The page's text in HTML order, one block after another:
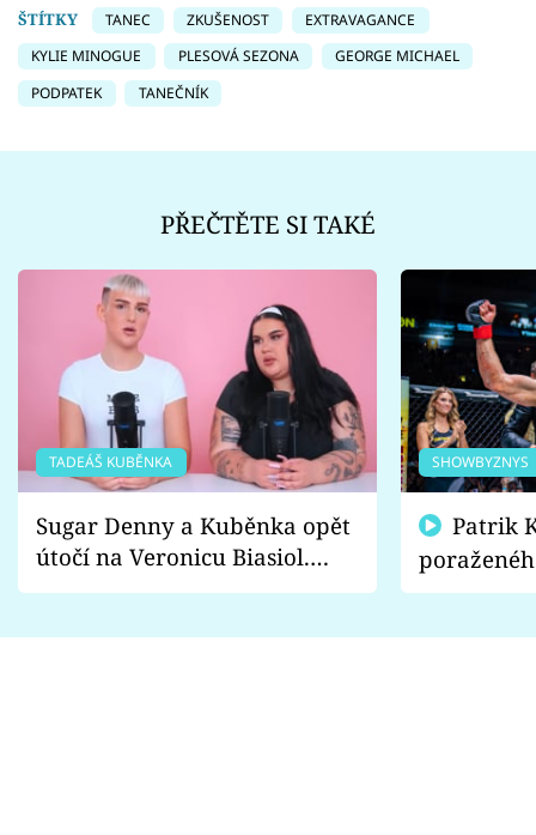
ŠTÍTKY TANEC ZKUŠENOST
EXTRAVAGANCE
KYLIE MINOGUE
PLESOVÁ SEZONA
GEORGE MICHAEL
PODPATEK
TANEČNÍK
PŘEČTĚTE SI TAKÉ
TADEÁŠ KUBĚNKA
Sugar Denny a Kuběnka opět
útočí na Veronicu Biasiol.
Proč je podle nich falešná a
SHOWBYZNYS
fanoušci